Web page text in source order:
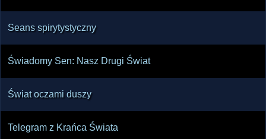
Seans spirytystyczny
Świadomy Sen: Nasz Drugi Świat
Świat oczami duszy
Telegram z Krańca Świata